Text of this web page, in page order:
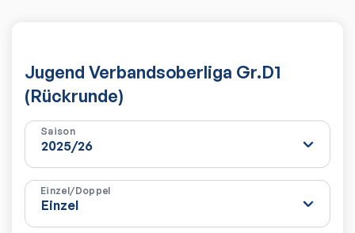
Jugend Verbandsoberliga Gr.D1
(Rückrunde)
Saison
Einzel/Doppel